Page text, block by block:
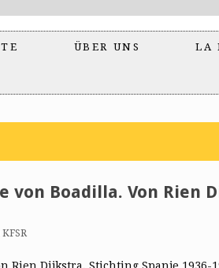
ÜBER UNS LA
von Boadilla. Von Rien